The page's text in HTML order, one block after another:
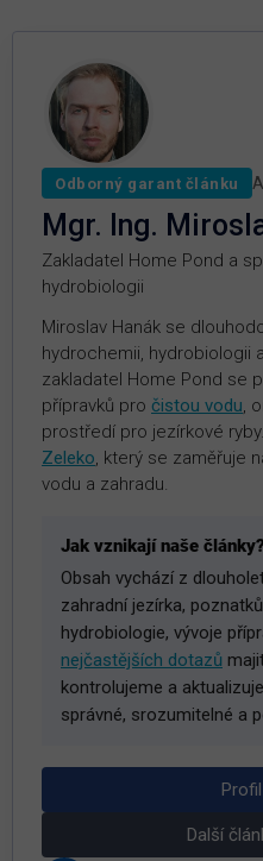
Odborný garant článku
Mgr. Ing.
Zakladatel Home Pond a
hydrobiologii
Miroslav Hanák se
hydrochemii, hydrobiologii
zakladatel Home Pond se
přípravků pro čistou vodu,
prostředí pro jezírkové
Zeleko, který se zaměřuje
vodu a zahradu.
Jak vznikají naše články?
Obsah vychází z
zahradní jezírka,
hydrobiologie, vývoje
nejčastějších dotazů
kontrolujeme a
správné, srozumitelné a
Další